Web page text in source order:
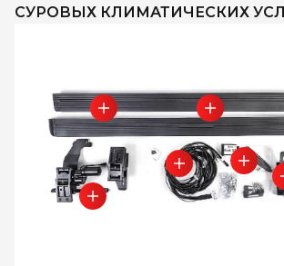
СУРОВЫХ КЛИМАТИЧЕСКИХ